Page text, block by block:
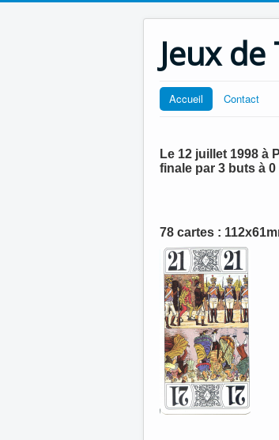
Jeux
Accueil Contact
Le 12 juillet 1998 à
finale par 3 buts à 0
78 cartes :